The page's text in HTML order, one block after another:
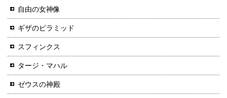
自由の女神像
ギザのピラミッド
スフィンクス
タージ・マハル
ゼウスの神殿